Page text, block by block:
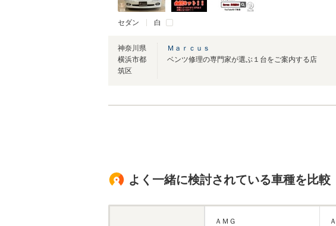
セダン 白
神奈川県
横浜市都
筑区
Ｍａｒｃｕｓ
ベンツ修理の専門家が選ぶ１台をご案内する店
よく一緒に検討されている車種を比較
ＡＭＧ